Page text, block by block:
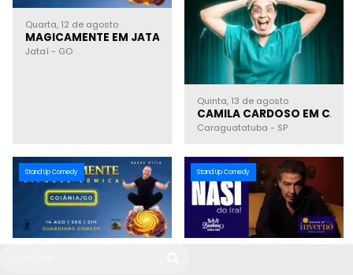
Quarta, 12 de agosto
MAGICAMENTE EM JATAÍ GO | HIPNOSE CÔMICA
Jataí - GO
Quinta, 13 de agosto
CAMILA CARDOSO EM
Caraguatatuba - SP
Stand Up Comedy Stand Up Comedy